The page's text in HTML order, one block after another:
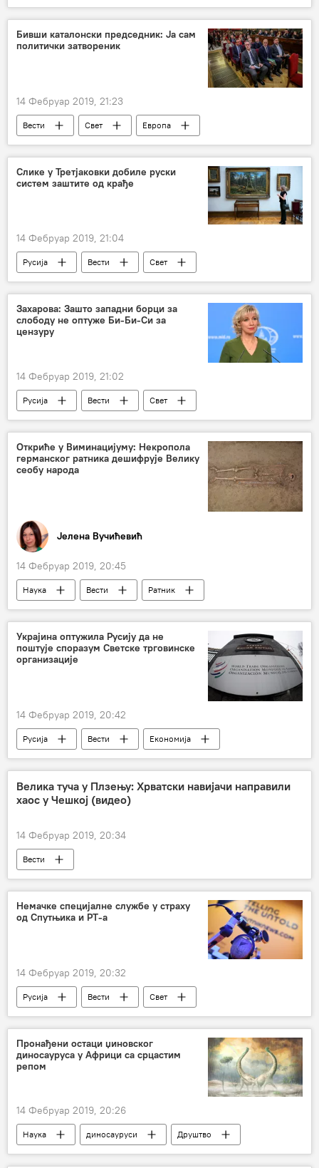
Бивши каталонски председник: Ја сам
политички затвореник
14 Фебруар 2019, 21:23
Вести Свет Европа
Слике у Третјаковки добиле руски
систем заштите од крађе
14 Фебруар 2019, 21:04
Русија Вести
Свет
Култура
Третјаковскаја галерија
слике
систем за заштиту
Захарова: Зашто западни борци за
слободу не оптуже Би-Би-Си за
цензуру
14 Фебруар 2019, 21:02
Русија Вести
Свет
Велика Британија
Сирија
Марија Захарова
Бели шлемови
новинар
хемијски напад Би-би-си
Откриће у Виминацијуму: Некропола
германског ратника дешифрује Велику
сеобу народа
Јелена Вучићевић
14 Фебруар 2019, 20:45
Наука Вести
Ратник
откриће
Виминацијум
Археологија
Друштво
Украјина оптужила Русију да не
поштује споразум Светске трговинске
организације
14 Фебруар 2019, 20:42
Русија Вести
Економија
Свет
Украјина
Светска трговинска организација
Трговина
споразум
оптужба
Велика туча у Плзењу: Хрватски навијачи направили
хаос у Чешкој (видео)
14 Фебруар 2019, 20:34
Вести
Немачке специјалне службе у страху
од Спутњика и РТ-а
14 Фебруар 2019, 20:32
Русија Вести
Свет
Немачка
Спутњик
специјалне службе
РТ (медијска кућа „Русија данас“)
Европа
Пронађени остаци џиновског
диносауруса у Африци са срцастим
репом
14 Фебруар 2019, 20:26
Наука диносауруси Друштво